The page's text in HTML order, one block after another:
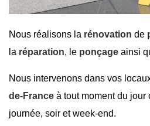
Nous réalisons la rénovation de
la réparation, le ponçage ainsi
Nous intervenons dans vos
de-France à tout moment du jour
journée, soir et week-end.